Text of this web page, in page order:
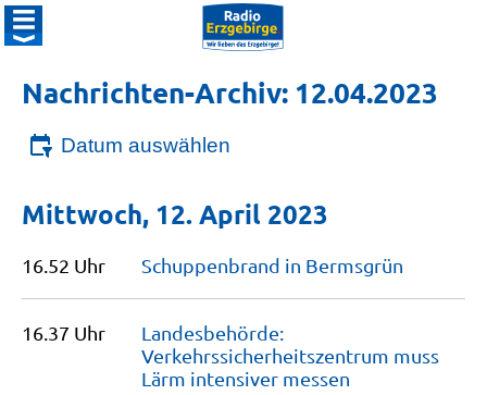
Nachrichten-Archiv: 12.04.2023
Datum auswählen
Mittwoch, 12. April 2023
16.52 Uhr Schuppenbrand in Bermsgrün
16.37 Uhr
Landesbehörde:
Verkehrssicherheitszentrum muss
Lärm intensiver messen